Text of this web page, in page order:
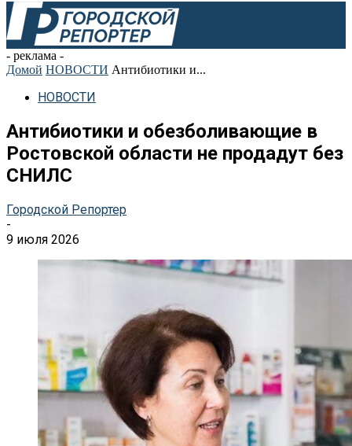
- реклама -
Домой НОВОСТИ Антибиотики и...
НОВОСТИ
Антибиотики и обезболивающие в
Ростовской области не продадут без
СНИЛС
Городской Репортер
-
9 июля 2026